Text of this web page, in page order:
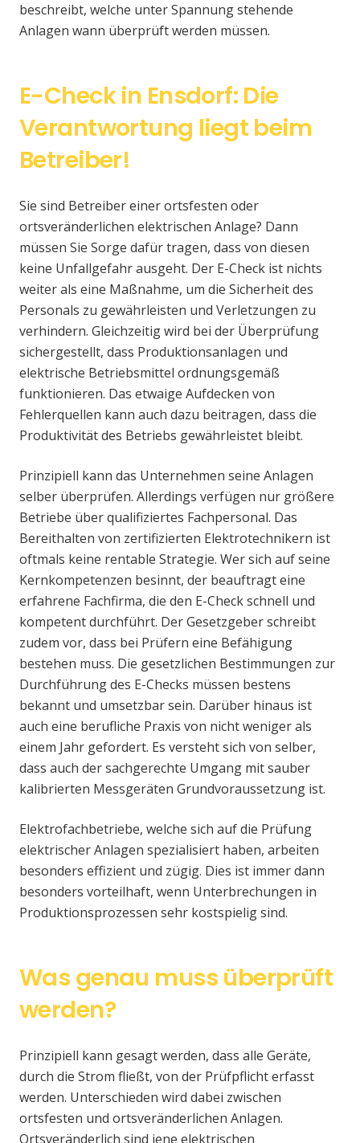
beschreibt, welche unter Spannung stehende
Anlagen wann überprüft werden müssen.
E-Check in Ensdorf: Die
Verantwortung liegt beim
Betreiber!
Sie sind Betreiber einer ortsfesten oder
ortsveränderlichen elektrischen Anlage? Dann
müssen Sie Sorge dafür tragen, dass von diesen
keine Unfallgefahr ausgeht. Der E-Check ist nichts
weiter als eine Maßnahme, um die Sicherheit des
Personals zu gewährleisten und Verletzungen zu
verhindern. Gleichzeitig wird bei der Überprüfung
sichergestellt, dass Produktionsanlagen und
elektrische Betriebsmittel ordnungsgemäß
funktionieren. Das etwaige Aufdecken von
Fehlerquellen kann auch dazu beitragen, dass die
Produktivität des Betriebs gewährleistet bleibt.
Prinzipiell kann das Unternehmen seine Anlagen
selber überprüfen. Allerdings verfügen nur größere
Betriebe über qualifiziertes Fachpersonal. Das
Bereithalten von zertifizierten Elektrotechnikern ist
oftmals keine rentable Strategie. Wer sich auf seine
Kernkompetenzen besinnt, der beauftragt eine
erfahrene Fachfirma, die den E-Check schnell und
kompetent durchführt. Der Gesetzgeber schreibt
zudem vor, dass bei Prüfern eine Befähigung
bestehen muss. Die gesetzlichen Bestimmungen zur
Durchführung des E-Checks müssen bestens
bekannt und umsetzbar sein. Darüber hinaus ist
auch eine berufliche Praxis von nicht weniger als
einem Jahr gefordert. Es versteht sich von selber,
dass auch der sachgerechte Umgang mit sauber
kalibrierten Messgeräten Grundvoraussetzung ist.
Elektrofachbetriebe, welche sich auf die Prüfung
elektrischer Anlagen spezialisiert haben, arbeiten
besonders effizient und zügig. Dies ist immer dann
besonders vorteilhaft, wenn Unterbrechungen in
Produktionsprozessen sehr kostspielig sind.
Was genau muss überprüft
werden?
Prinzipiell kann gesagt werden, dass alle Geräte,
durch die Strom fließt, von der Prüfpflicht erfasst
werden. Unterschieden wird dabei zwischen
ortsfesten und ortsveränderlichen Anlagen.
Ortsveränderlich sind jene elektrischen